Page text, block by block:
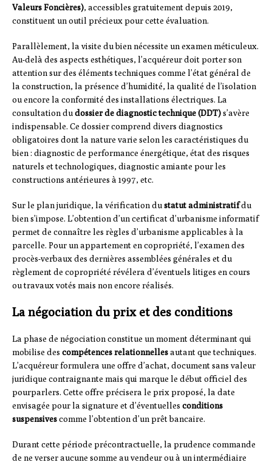
Valeurs Foncières), accessibles gratuitement depuis 2019,
constituent un outil précieux pour cette évaluation.
Parallèlement, la visite du bien nécessite un examen méticuleux.
Au-delà des aspects esthétiques, l’acquéreur doit porter son
attention sur des éléments techniques comme l’état général de
la construction, la présence d’humidité, la qualité de l’isolation
ou encore la conformité des installations électriques. La
consultation dudossier de diagnostic technique (DDT)s’avère
indispensable. Ce dossier comprend divers diagnostics
obligatoires dont la nature varie selon les caractéristiques du
bien : diagnostic de performance énergétique, état des risques
naturels et technologiques, diagnostic amiante pour les
constructions antérieures à 1997, etc.
Sur le plan juridique, la vérification dustatut administratifdu
bien s’impose. L’obtention d’un certificat d’urbanisme informatif
permet de connaître les règles d’urbanisme applicables à la
parcelle. Pour un appartement en copropriété, l’examen des
procès-verbaux des dernières assemblées générales et du
règlement de copropriété révélera d’éventuels litiges en cours
ou travaux votés mais non encore réalisés.
La négociation du prix et des conditions
La phase de négociation constitue un moment déterminant qui
mobilise des compétences relationnellesautant que techniques.
L’acquéreur formulera une offre d’achat, document sans valeur
juridique contraignante mais qui marque le début officiel des
pourparlers. Cette offre précisera le prix proposé, la date
envisagée pour la signature et d’éventuelles conditions
suspensivescomme l’obtention d’un prêt bancaire.
Durant cette période précontractuelle, la prudence commande
de ne verser aucune somme au vendeur ou à un intermédiaire